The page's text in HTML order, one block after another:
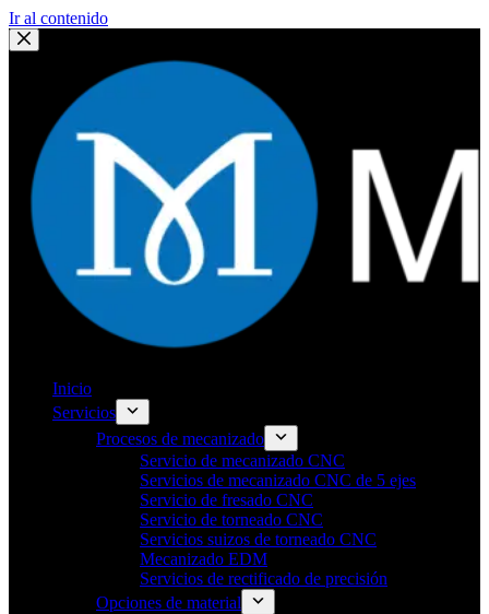
Ir al contenido
Inicio
Servicios
Procesos de mecanizado
Servicio de mecanizado CNC
Servicios de mecanizado CNC de 5 ejes
Servicio de fresado CNC
Servicio de torneado CNC
Servicios suizos de torneado CNC
Mecanizado EDM
Servicios de rectificado de precisión
Opciones de material